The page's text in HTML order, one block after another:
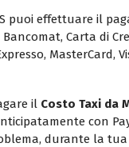
puoi effettuare il
Bancomat, Carta di
MasterCard,
il Costo Taxi da
con
durante la tua